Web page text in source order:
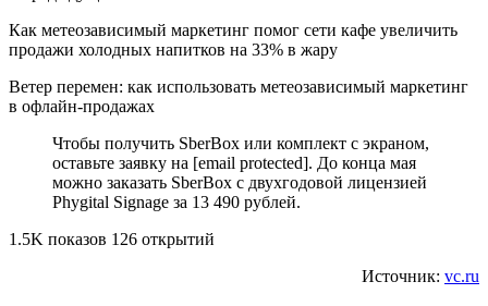
Как метеозависимый маркетинг помог сети кафе увеличить
продажи холодных напитков на 33% в жару
Ветер перемен: как использовать метеозависимый маркетинг
в офлайн-продажах
Чтобы получить SberBox или комплект с экраном,
оставьте заявку на [email protected]. До конца мая
можно заказать SberBox с двухгодовой лицензией
Phygital Signage за 13 490 рублей.
1.5K показов 126 открытий
Источник: vc.ru